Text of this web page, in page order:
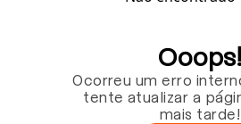
Ooops!
Ocorreu um erro
tente atualizar a
mais tarde!